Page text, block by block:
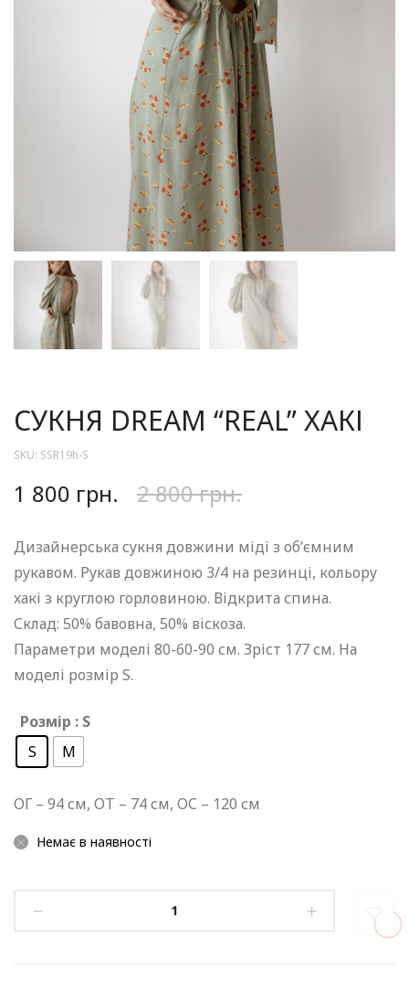
СУКНЯ DREAM “REAL” ХАКІ
SKU: SSR19h-S
2 800грн.
1 800 грн.
Дизайнерська сукня довжини міді з об’ємним
рукавом. Рукав довжиною 3/4 на резинці, кольору
хакі з круглою горловиною. Відкрита спина.
Склад: 50% бавовна, 50% віскоза.
Параметри моделі 80-60-90 см. Зріст 177 см. На
моделі розмір S.
Розмір : S
S
M
ОГ – 94 см, ОТ – 74 см, ОС – 120 см
Немає в наявності